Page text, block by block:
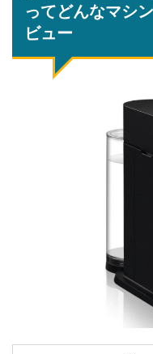
ってどんなマシ
ビュー